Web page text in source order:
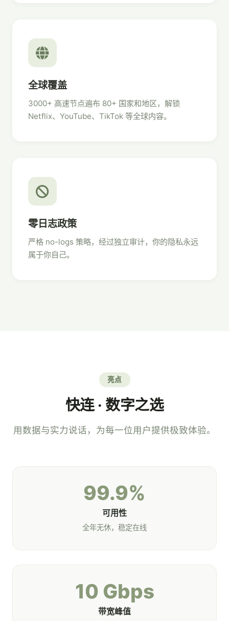
全球覆盖
3000+ 高速节点遍布 80+ 国家和地区，解锁
Netflix、YouTube、TikTok 等全球内容。
零日志政策
严格 no-logs 策略，经过独立审计，你的隐私永远
属于你自己。
亮点
快连 · 数字之选
用数据与实力说话，为每一位用户提供极致体验。
99.9%
可用性
全年无休，稳定在线
10 Gbps
带宽峰值